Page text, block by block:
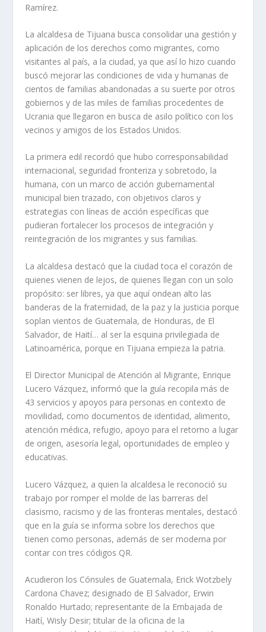
Ramírez.
La alcaldesa de Tijuana busca consolidar una gestión y
aplicación de los derechos como migrantes, como
visitantes al país, a la ciudad, ya que así lo hizo cuando
buscó mejorar las condiciones de vida y humanas de
cientos de familias abandonadas a su suerte por otros
gobiernos y de las miles de familias procedentes de
Ucrania que llegaron en busca de asilo político con los
vecinos y amigos de los Estados Unidos.
La primera edil recordó que hubo corresponsabilidad
internacional, seguridad fronteriza y sobretodo, la
humana, con un marco de acción gubernamental
municipal bien trazado, con objetivos claros y
estrategias con líneas de acción específicas que
pudieran fortalecer los procesos de integración y
reintegración de los migrantes y sus familias.
La alcaldesa destacó que la ciudad toca el corazón de
quienes vienen de lejos, de quienes llegan con un solo
propósito: ser libres, ya que aquí ondean alto las
banderas de la fraternidad, de la paz y la justicia porque
soplan vientos de Guatemala, de Honduras, de El
Salvador, de Haití… al ser la esquina privilegiada de
Latinoamérica, porque en Tijuana empieza la patria.
El Director Municipal de Atención al Migrante, Enrique
Lucero Vázquez, informó que la guía recopila más de
43 servicios y apoyos para personas en contexto de
movilidad, como documentos de identidad, alimento,
atención médica, refugio, apoyo para el retorno a lugar
de origen, asesoría legal, oportunidades de empleo y
educativas.
Lucero Vázquez, a quien la alcaldesa le reconoció su
trabajo por romper el molde de las barreras del
clasismo, racismo y de las fronteras mentales, destacó
que en la guía se informa sobre los derechos que
tienen como personas, además de ser moderna por
contar con tres códigos QR.
Acudieron los Cónsules de Guatemala, Erick Wotzbely
Cardona Chavez; designado de El Salvador, Erwin
Ronaldo Hurtado; representante de la Embajada de
Haití, Wisly Desir; titular de la oficina de la